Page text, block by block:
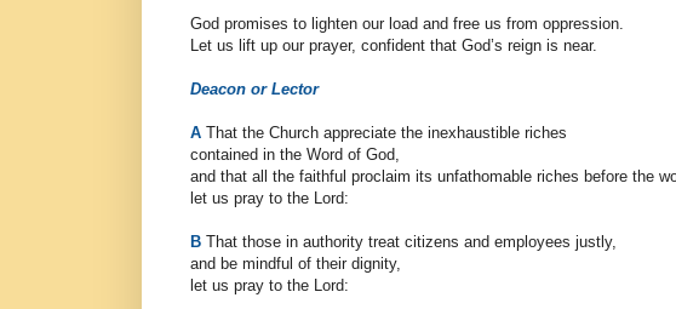
God promises to lighten our load and free us from oppression.
Let us lift up our prayer, confident that God’s reign is near.
Deacon or Lector
A That the Church appreciate the inexhaustible riches
contained in the Word of God,
and that all the faithful proclaim its unfathomable riches before the
let us pray to the Lord:
B That those in authority treat citizens and employees justly,
and be mindful of their dignity,
let us pray to the Lord: